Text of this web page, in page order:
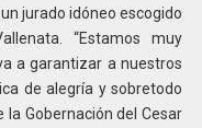
jurado idóneo escogido
“Estamos muy
a garantizar a nuestros
de alegría y sobretodo
Gobernación del Cesar